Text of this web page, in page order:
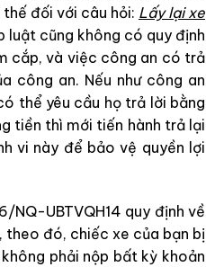
đối với câu hỏi: Lấy lại xe
luật cũng không có quy định
cắp, và việc công an có trả
công an. Nếu như công an
thể yêu cầu họ trả lời bằng
tiền thì mới tiến hành trả lại
vi này để bảo vệ quyền lợi
NQ-UBTVQH14 quy định về
theo đó, chiếc xe của bạn bị
phải nộp bất kỳ khoản